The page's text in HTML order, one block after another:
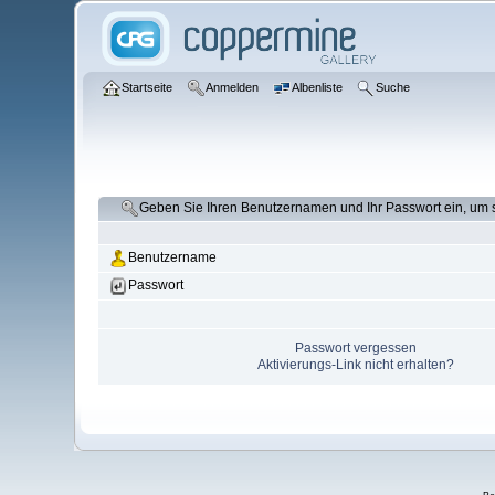
Startseite Anmelden Albenliste Suche
Geben Sie Ihren Benutzernamen und Ihr Passwort ein, um
Benutzername
Passwort
Passwort vergessen
Aktivierungs-Link nicht erhalten?